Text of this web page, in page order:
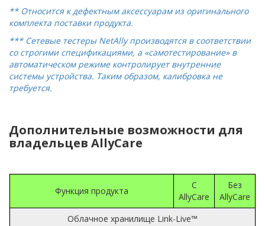
** Относится к дефектным аксессуарам из оригинального
комплекта поставки продукта.
*** Сетевые тестеры NetAlly производятся в соответствии
со строгими спецификациями, а «самотестирование» в
автоматическом режиме контролирует внутренние
системы устройства. Таким образом, калибровка не
требуется.
Дополнительные возможности для
владельцев AllyCare
Функция продукта
С
AllyCare
Без
AllyCare
Облачное хранилище Link-Live™